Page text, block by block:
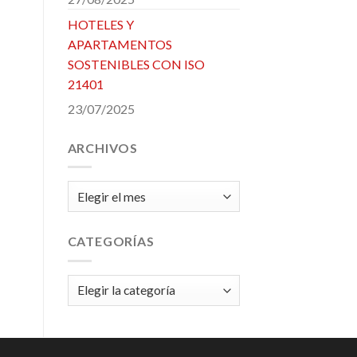
HOTELES Y
APARTAMENTOS
SOSTENIBLES CON ISO
21401
23/07/2025
ARCHIVOS
CATEGORÍAS
Categorías